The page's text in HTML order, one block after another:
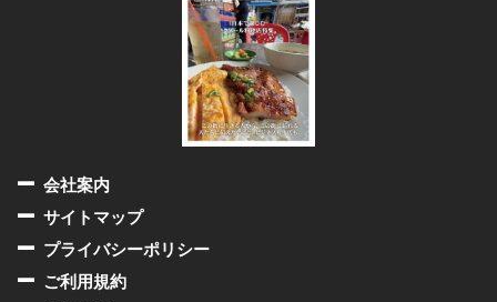
会社案内
サイトマップ
プライバシーポリシー
ご利用規約